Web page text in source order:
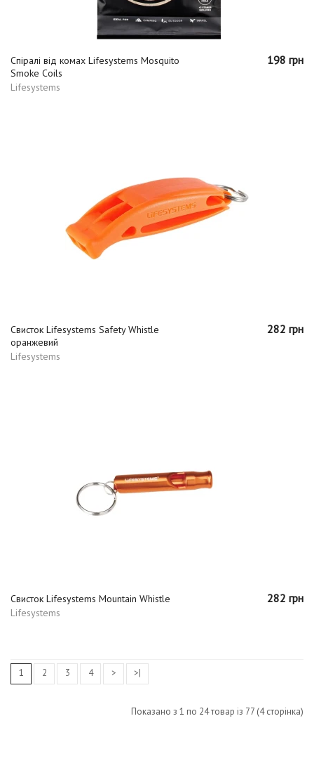
Спіралі від комах Lifesystems Mosquito
Smoke Coils
Lifesystems
198 грн
Свисток Lifesystems Safety Whistle
оранжевий
Lifesystems
282 грн
Свисток Lifesystems Mountain Whistle
Lifesystems
282 грн
1 2 3 4 > >|
Показано з 1 по 24 товар із 77 (4 сторінка)